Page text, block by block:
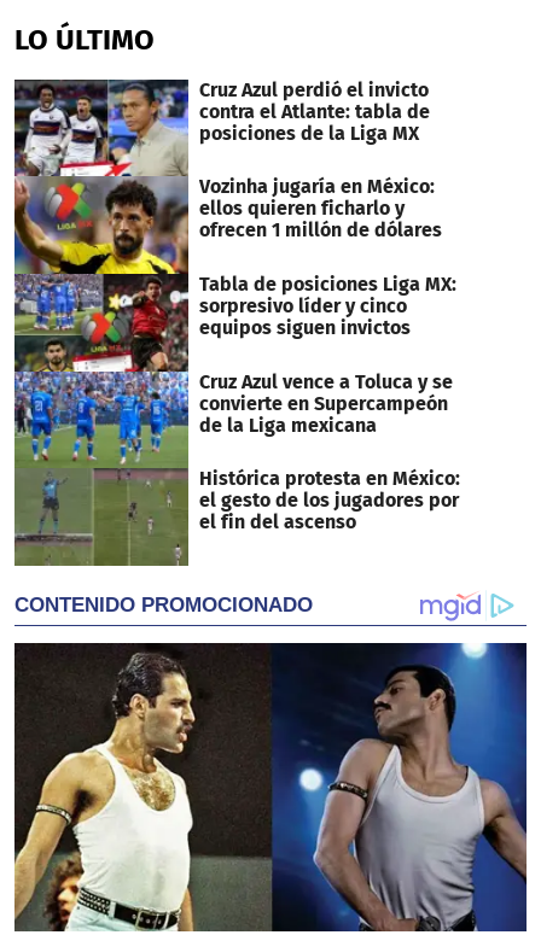
of
55
LO ÚLTIMO
Cruz Azul perdió el invicto
contra el Atlante: tabla de
posiciones de la Liga MX
Vozinha jugaría en México:
ellos quieren ficharlo y
ofrecen 1 millón de dólares
Tabla de posiciones Liga MX:
sorpresivo líder y cinco
equipos siguen invictos
Cruz Azul vence a Toluca y se
convierte en Supercampeón
de la Liga mexicana
Histórica protesta en México:
el gesto de los jugadores por
el fin del ascenso